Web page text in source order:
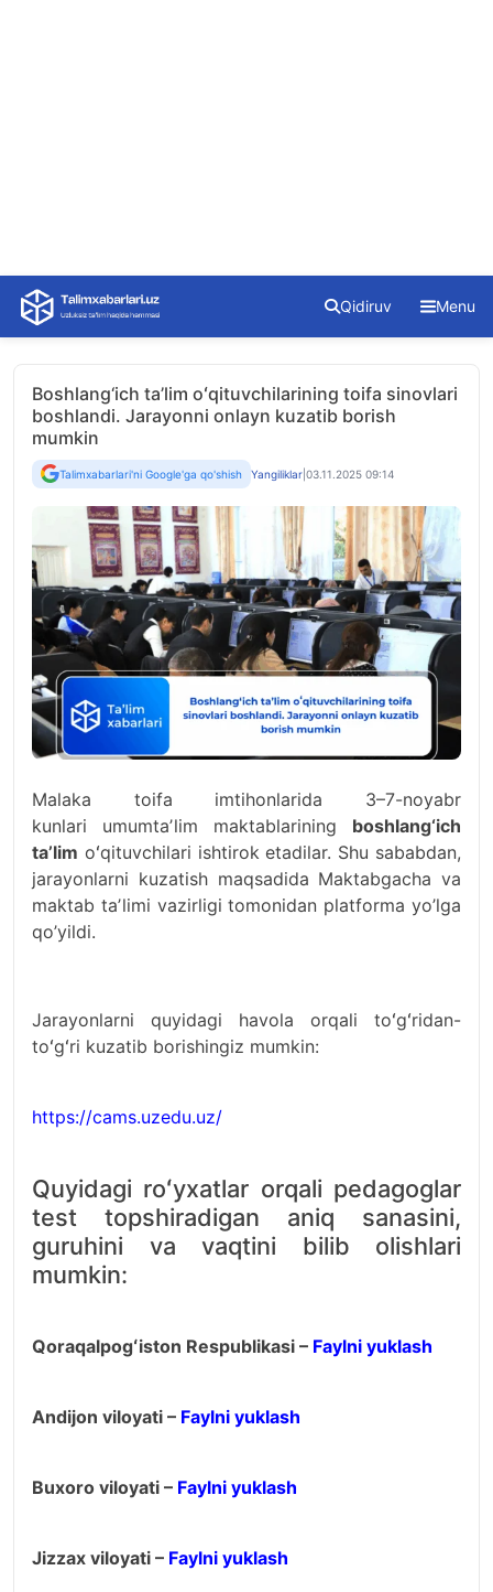
Skip
content
Qidiruv Menu
Boshlang‘ich ta’lim oʻqituvchilarining toifa sinovlari
boshlandi. Jarayonni onlayn kuzatib borish
mumkin
Talimxabarlari'ni Google'ga qo'shish Yangiliklar 03.11.2025 09:14
Malaka toifa imtihonlarida 3–7-noyabr
kunlari umumtaʼlim maktablarining boshlang‘ich
ta’lim oʻqituvchilari ishtirok etadilar. Shu sababdan,
jarayonlarni kuzatish maqsadida Maktabgacha va
maktab taʼlimi vazirligi tomonidan platforma yo’lga
qo’yildi.
Jarayonlarni quyidagi havola orqali toʻgʻridan-
toʻgʻri kuzatib borishingiz mumkin:
https://cams.uzedu.uz/
Quyidagi roʻyxatlar orqali pedagoglar
test topshiradigan aniq sanasini,
guruhini va vaqtini bilib olishlari
mumkin:
Qoraqalpogʻiston Respublikasi – Faylni yuklash
Andijon viloyati – Faylni yuklash
Buxoro viloyati – Faylni yuklash
Jizzax viloyati – Faylni yuklash